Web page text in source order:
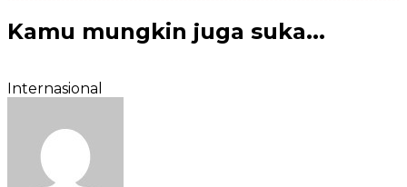
Kamu mungkin juga suka...
Internasional